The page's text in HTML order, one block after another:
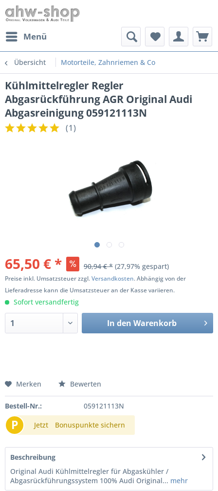
Menü
Übersicht Motorteile, Zahnriemen & Co
Kühlmittelregler Regler
Abgasrückführung AGR Original Audi
Abgasreinigung 059121113N
(1)
65,50 € * 90,94 € * (27,97% gespart)
Preise inkl. Umsatzsteuer zzgl.Versandkosten. Abhängig von der
Lieferadresse kann die Umsatzsteuer an der Kasse variieren.
Sofort versandfertig
In den Warenkorb
Merken Bewerten
Bestell-Nr.: 059121113N
P Jetzt Bonuspunkte sichern
Beschreibung
Original Audi Kühlmittelregler für Abgaskühler /
Abgasrückführungssystem 100% Audi Original... mehr